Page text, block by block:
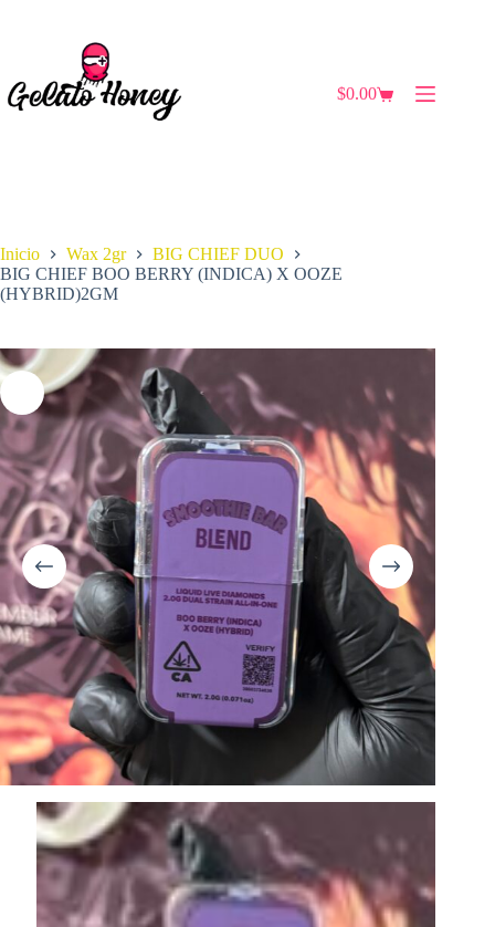
Carro
$0.00
Inicio Wax 2gr
BIG CHIEF DUO
BIG CHIEF BOO BERRY (INDICA) X OOZE
(HYBRID)2GM